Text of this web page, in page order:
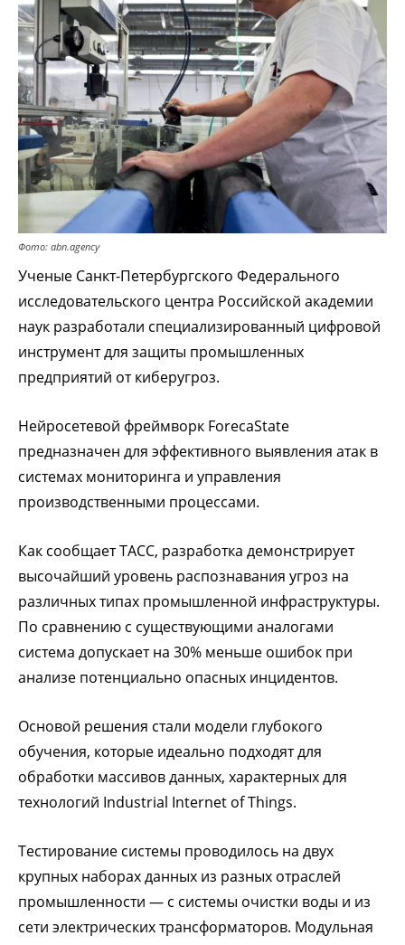
Фото: abn.agency
Ученые Санкт-Петербургского Федерального
исследовательского центра Российской академии
наук разработали специализированный цифровой
инструмент для защиты промышленных
предприятий от киберугроз.
Нейросетевой фреймворк ForecaState
предназначен для эффективного выявления атак в
системах мониторинга и управления
производственными процессами.
Как сообщает ТАСС, разработка демонстрирует
высочайший уровень распознавания угроз на
различных типах промышленной инфраструктуры.
По сравнению с существующими аналогами
система допускает на 30% меньше ошибок при
анализе потенциально опасных инцидентов.
Основой решения стали модели глубокого
обучения, которые идеально подходят для
обработки массивов данных, характерных для
технологий Industrial Internet of Things.
Тестирование системы проводилось на двух
крупных наборах данных из разных отраслей
промышленности — с системы очистки воды и из
сети электрических трансформаторов. Модульная